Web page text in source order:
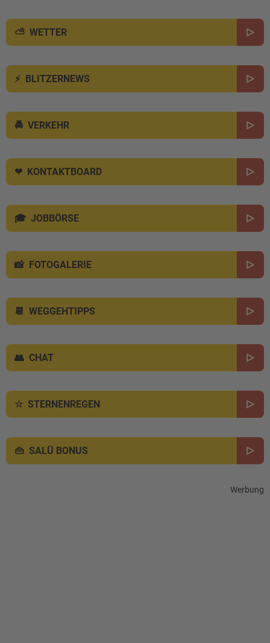
WETTER
BLITZERNEWS
VERKEHR
KONTAKTBOARD
JOBBÖRSE
FOTOGALERIE
WEGGEHTIPPS
CHAT
STERNENREGEN
SALÜ BONUS
Werbung